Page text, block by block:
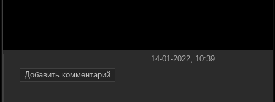
Добавить комментарий
14-01-2022, 10:39